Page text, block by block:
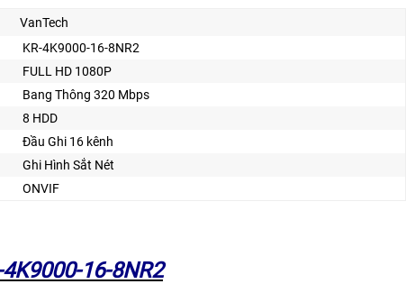
VanTech
KR-4K9000-16-8NR2
FULL HD 1080P
Bang Thông 320 Mbps
8 HDD
Đầu Ghi 16 kênh
Ghi Hình Sắt Nét
ONVIF
16-8NR2